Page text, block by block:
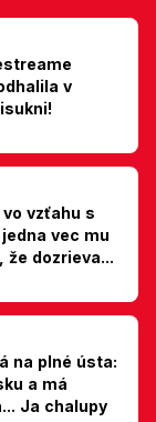
v
vzťahu s
vec mu
že dozrieva...
na plné ústa:
a má
Ja chalupy